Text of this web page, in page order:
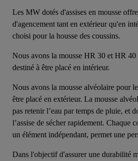
Les MW dotés d'assises en mousse
d'agencement tant en extérieur qu'en
choisi pour la housse des coussins.
Nous avons la mousse HR 30 et HR
destiné à être placé en intérieur.
Nous avons la mousse alvéolaire pour
être placé en extérieur. La mousse
pas retenir l’eau par temps de pluie, et
l’assise de sécher rapidement. Chaque
un élément indépendant, permet une
Dans l'objectif d'assurer une durabilité